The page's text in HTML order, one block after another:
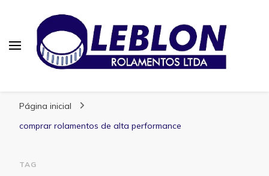
Página inicial
comprar rolamentos de alta performance
TAG